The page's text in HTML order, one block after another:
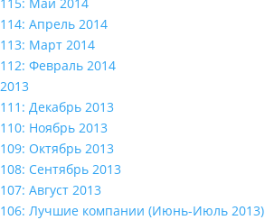
114: Апрель 2014
113: Март 2014
112: Февраль 2014
2013
111: Декабрь 2013
110: Ноябрь 2013
109: Октябрь 2013
108: Сентябрь 2013
107: Август 2013
106: Лучшие компании (Июнь-Июль 2013)